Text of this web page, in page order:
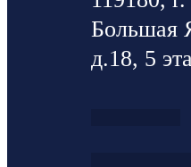
Большая
д.18, 5